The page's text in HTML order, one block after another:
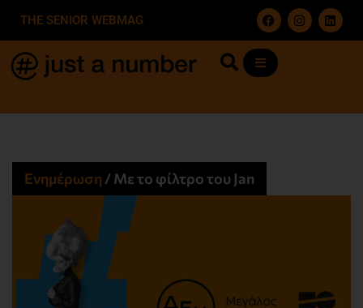
THE SENIOR WEBMAG
Ενημέρωση /Με το φίλτρο του Jan